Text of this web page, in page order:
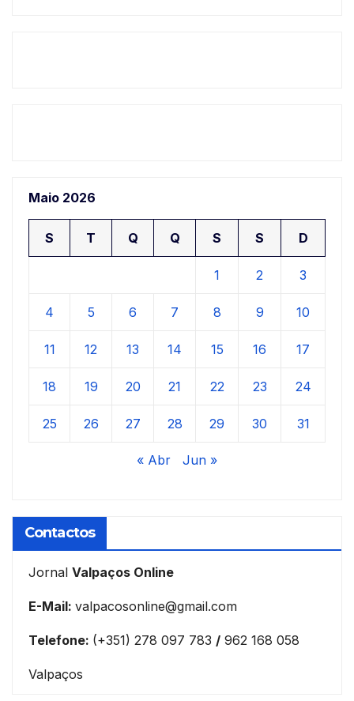
Maio 2026
S T Q Q S S D
1 2 3
4 5 6 7 8 9 10
11 12 13 14 15 16 17
18 19 20 21 22 23 24
25 26 27 28 29 30 31
« Abr Jun »
Contactos
Jornal Valpaços Online
E-Mail: valpacosonline@gmail.com
Telefone: (+351) 278 097 783 / 962 168 058
Valpaços